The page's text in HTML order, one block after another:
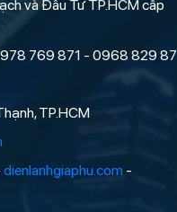
và Đầu Tư TP.HCM cấp
769 871 - 0968 829 87
TP.HCM
dienlanhgiaphu.com -